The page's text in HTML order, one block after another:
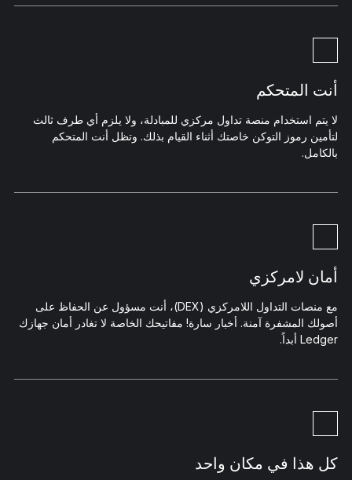
أنت المتحكم
لا يتم استخدام منصة تداول مركزي للمبادلة، ولا يلزم أي طرف ثالث
لتأمين رموز التوكن خاصتك أثناء القيام بذلك. وتظل أنت المتحكم
بالكامل.
أمان لامركزي
مع منصات التداول اللامركزي (DEX)، أنت مسؤول عن الحفاظ على
أصولك المشفرة آمنة. أخبار سارة! مفاتيحك الخاصة لا تغادر أمان جهازك
Ledger أبداً.
كل هذا في مكان واحد